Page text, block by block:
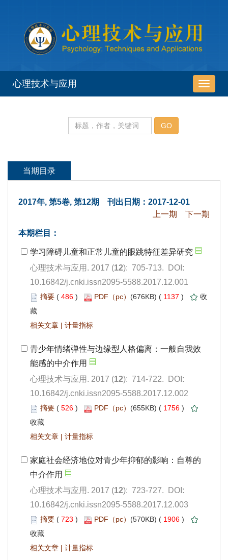
2017年, 第5卷, 第12期 刊出日期：2017-12-01
): 705-713. DOI:
10.16842/j.cnki.issn2095-5588.2017.12.001
486 ) 1137 )
|
): 714-722. DOI:
10.16842/j.cnki.issn2095-5588.2017.12.002
526 ) 1756 )
|
): 723-727. DOI:
10.16842/j.cnki.issn2095-5588.2017.12.003
723 ) 1906 )
|